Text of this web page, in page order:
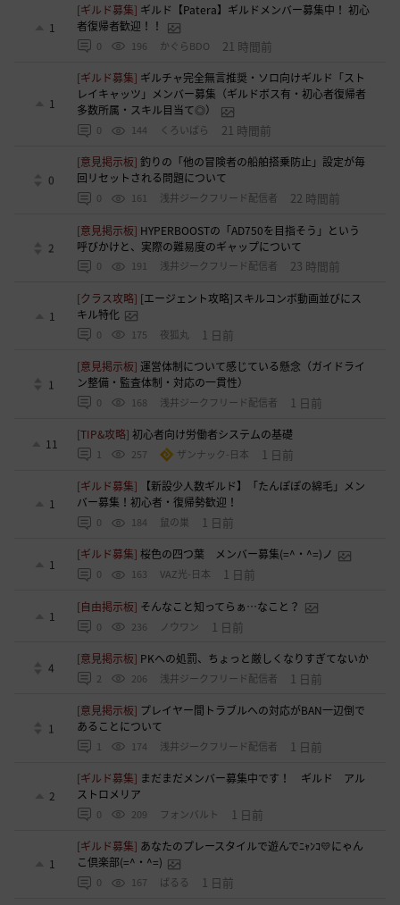
1
[ギルド募集] ギルド【Patera】ギルドメンバー募集中！ 初心
者復帰者歓迎！！
0 196 かぐらBDO 21 時間前
1
[ギルド募集] ギルチャ完全無言推奨・ソロ向けギルド「スト
レイキャッツ」メンバー募集（ギルドボス有・初心者復帰者
多数所属・スキル目当て◎）
0 144 くろいばら 21 時間前
0
[意見掲示板]釣りの「他の冒険者の船舶搭乗防止」設定が毎
回リセットされる問題について
0 161 浅井ジークフリード配信者 22 時間前
2
[意見掲示板] HYPERBOOSTの「AD750を目指そう」という
呼びかけと、実際の難易度のギャップについて
0 191 浅井ジークフリード配信者 23 時間前
1
[クラス攻略] [エージェント攻略]スキルコンボ動画並びにス
キル特化
0 175 夜狐丸 1 日前
1
[意見掲示板]運営体制について感じている懸念（ガイドライ
ン整備・監査体制・対応の一貫性）
0 168 浅井ジークフリード配信者 1 日前
11
[TIP&攻略]初心者向け労働者システムの基礎
1 257 ザンナック-日本 1 日前
1
[ギルド募集]
【新設少人数ギルド】「たんぽぽの綿毛」メン
バー募集！初心者・復帰勢歓迎！
0 184 鼠の巣 1 日前
1
[ギルド募集]桜色の四つ葉 メンバー募集(=^・^=)ノ
0 163 VAZ光-日本 1 日前
1
[自由掲示板] そんなこと知ってらぁ…なこと？
0 236 ノウワン 1 日前
4
[意見掲示板] PKへの処罰、ちょっと厳しくなりすぎてないか
2 206 浅井ジークフリード配信者 1 日前
1
[意見掲示板] プレイヤー間トラブルへの対応がBAN一辺倒で
あることについて
1 174 浅井ジークフリード配信者 1 日前
2
[ギルド募集] まだまだメンバー募集中です！ ギルド アル
ストロメリア
0 209 フォンバルト 1 日前
1
[ギルド募集] あなたのプレースタイルで遊んでﾆｬﾝｺ💛にゃん
こ倶楽部(=^・^=)
0 167 ぱるる 1 日前